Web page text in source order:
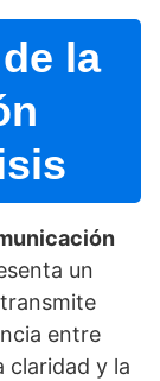
la
un
entre
claridad y la